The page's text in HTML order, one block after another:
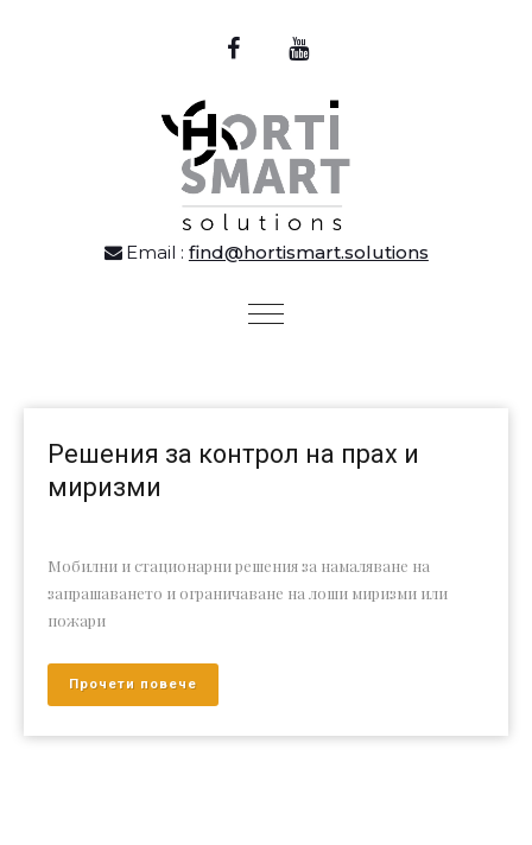
Email : find@hortismart.solutions
Toggle
ОГРАНИЧАВАНЕ НА COVID 19:
Решения за защита срещу вируси, бактерии и гъбички.